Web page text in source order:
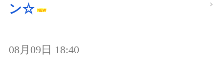
ン☆
08月09日 18:40